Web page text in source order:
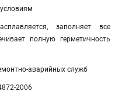
заполняет все
полную герметичность
аварийных служб
2006